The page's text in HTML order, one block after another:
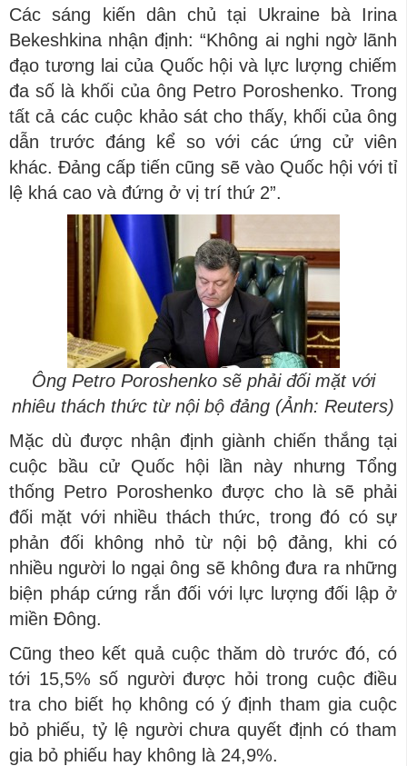
Các sáng kiến dân chủ tại Ukraine bà Irina
Bekeshkina nhận định: “Không ai nghi ngờ lãnh
đạo tương lai của Quốc hội và lực lượng chiếm
đa số là khối của ông Petro Poroshenko. Trong
tất cả các cuộc khảo sát cho thấy, khối của ông
dẫn trước đáng kể so với các ứng cử viên
khác. Đảng cấp tiến cũng sẽ vào Quốc hội với tỉ
lệ khá cao và đứng ở vị trí thứ 2”.
Ông Petro Poroshenko sẽ phải đối mặt với
nhiêu thách thức từ nội bộ đảng (Ảnh: Reuters)
Mặc dù được nhận định giành chiến thắng tại
cuộc bầu cử Quốc hội lần này nhưng Tổng
thống Petro Poroshenko được cho là sẽ phải
đối mặt với nhiều thách thức, trong đó có sự
phản đối không nhỏ từ nội bộ đảng, khi có
nhiều người lo ngại ông sẽ không đưa ra những
biện pháp cứng rắn đối với lực lượng đối lập ở
miền Đông.
Cũng theo kết quả cuộc thăm dò trước đó, có
tới 15,5% số người được hỏi trong cuộc điều
tra cho biết họ không có ý định tham gia cuộc
bỏ phiếu, tỷ lệ người chưa quyết định có tham
gia bỏ phiếu hay không là 24,9%.